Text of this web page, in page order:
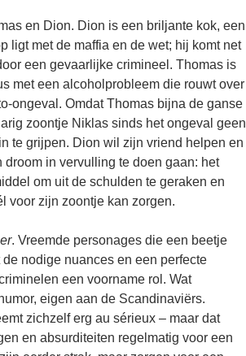
en Dion. Dion is een briljante kok, een
ligt met de maffia en de wet; hij komt net
een gevaarlijke crimineel. Thomas is
met een alcoholprobleem die rouwt over
ongeval. Omdat Thomas bijna de ganse
zoontje Niklas sinds het ongeval geen
te grijpen. Dion wil zijn vriend helpen en
in vervulling te doen gaan: het
om uit de schulden te geraken en
voor zijn zoontje kan zorgen.
. Vreemde personages die een beetje
nodige nuances en een perfecte
een voorname rol. Wat
eigen aan de Scandinaviërs.
zichzelf erg au sérieux – maar dat
en absurditeiten regelmatig voor een